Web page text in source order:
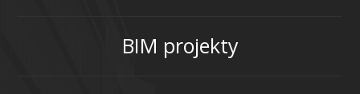
BIM projekty